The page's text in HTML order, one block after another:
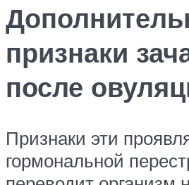
признаки
после
Признаки эти
гормональной